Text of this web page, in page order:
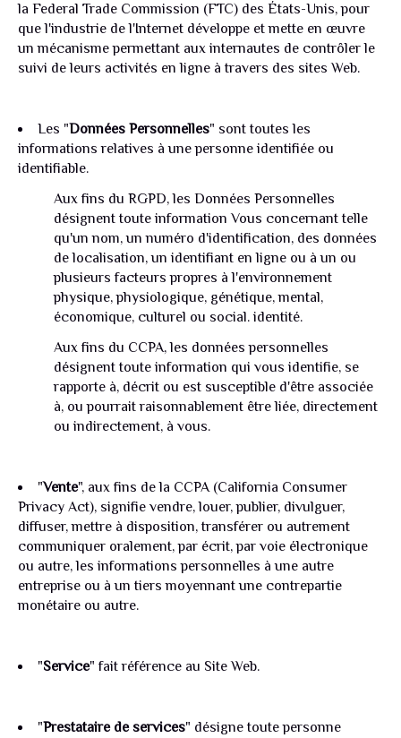
la Federal Trade Commission (FTC) des États-Unis, pour
que l'industrie de l'Internet développe et mette en œuvre
un mécanisme permettant aux internautes de contrôler le
suivi de leurs activités en ligne à travers des sites Web.
Les "Données Personnelles" sont toutes les
informations relatives à une personne identifiée ou
identifiable.
Aux fins du RGPD, les Données Personnelles
désignent toute information Vous concernant telle
qu'un nom, un numéro d'identification, des données
de localisation, un identifiant en ligne ou à un ou
plusieurs facteurs propres à l'environnement
physique, physiologique, génétique, mental,
économique, culturel ou social. identité.
Aux fins du CCPA, les données personnelles
désignent toute information qui vous identifie, se
rapporte à, décrit ou est susceptible d'être associée
à, ou pourrait raisonnablement être liée, directement
ou indirectement, à vous.
"Vente", aux fins de la CCPA (California Consumer
Privacy Act), signifie vendre, louer, publier, divulguer,
diffuser, mettre à disposition, transférer ou autrement
communiquer oralement, par écrit, par voie électronique
ou autre, les informations personnelles à une autre
entreprise ou à un tiers moyennant une contrepartie
monétaire ou autre.
"Service" fait référence au Site Web.
"Prestataire de services" désigne toute personne